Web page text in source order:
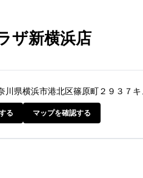
ザ新横浜店
川県横浜市港北区篠原町２９３７
る マップを確認する